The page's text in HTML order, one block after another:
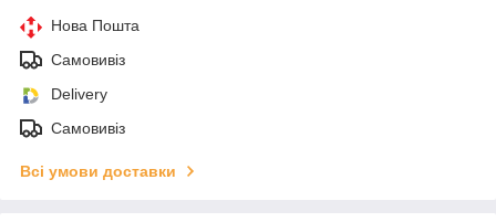
Нова Пошта
Самовивіз
Delivery
Самовивіз
Всі умови доставки